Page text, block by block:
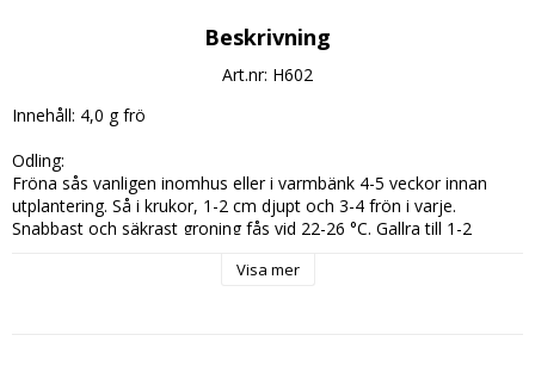
Beskrivning
Art.nr: H602
Innehåll: 4,0 g frö
Odling:
Fröna sås vanligen inomhus eller i varmbänk 4-5 veckor innan
utplantering. Så i krukor, 1-2 cm djupt och 3-4 frön i varje.
Snabbast och säkrast groning fås vid 22-26 °C. Gallra till 1-2
innan utplanteringen, som sker när jorden blivit varm och all
Visa mer